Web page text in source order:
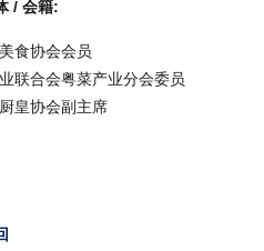
/ 会籍:
食协会会员
联合会粤菜产业分会委员
皇协会副主席